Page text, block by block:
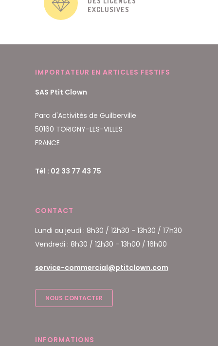
EXCLUSIVES
IMPORTATEUR EN ARTICLES FESTIFS
SAS Ptit Clown
Parc d'Activités de Guilberville
50160 TORIGNY-LES-VILLES
FRANCE
Tél : 02 33 77 43 75
CONTACT
Lundi au jeudi : 8h30 / 12h30 - 13h30 / 17h30
Vendredi : 8h30 / 12h30 - 13h00 / 16h00
service-commercial@ptitclown.com
NOUS CONTACTER
INFORMATIONS